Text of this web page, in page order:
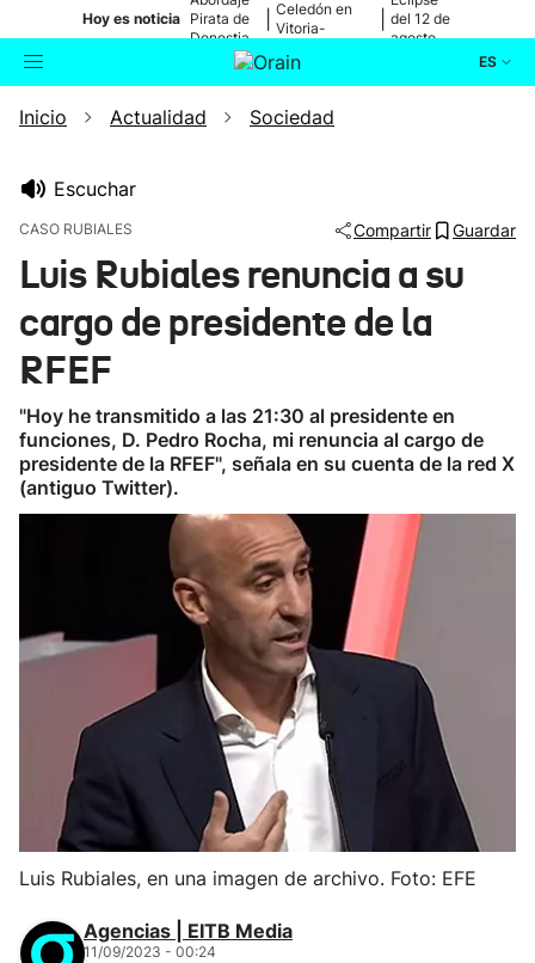
Hoy es noticia Pirata de
Donostia
Celedón en
Vitoria-
del 12 de
agosto
ES
Buscador Actualidad
Ikusmiran
Inicio Actualidad Sociedad
Escuchar
CASO RUBIALES Compartir Guardar
Luis Rubiales renuncia a su
cargo de presidente de la
RFEF
"Hoy he transmitido a las 21:30 al presidente en
funciones, D. Pedro Rocha, mi renuncia al cargo de
presidente de la RFEF", señala en su cuenta de la red X
(antiguo Twitter).
Luis Rubiales, en una imagen de archivo. Foto: EFE
Agencias | EITB Media
11/09/2023 - 00:24